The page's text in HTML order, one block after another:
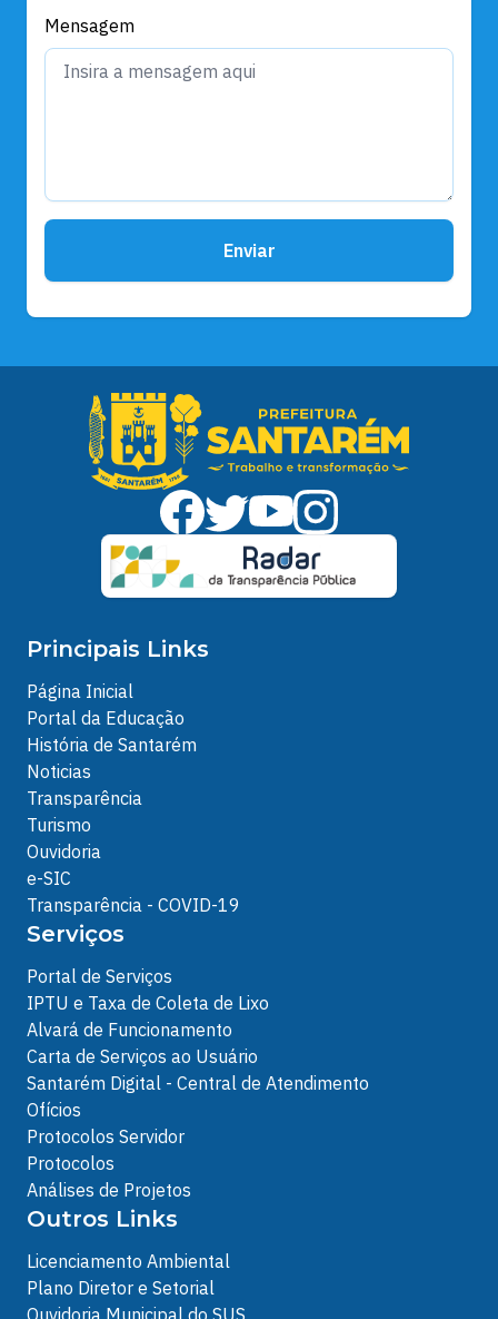
Mensagem
Enviar
Principais Links
Página Inicial
Portal da Educação
História de Santarém
Noticias
Transparência
Turismo
Ouvidoria
e-SIC
Transparência - COVID-19
Serviços
Portal de Serviços
IPTU e Taxa de Coleta de Lixo
Alvará de Funcionamento
Carta de Serviços ao Usuário
Santarém Digital - Central de Atendimento
Ofícios
Protocolos Servidor
Protocolos
Análises de Projetos
Outros Links
Licenciamento Ambiental
Plano Diretor e Setorial